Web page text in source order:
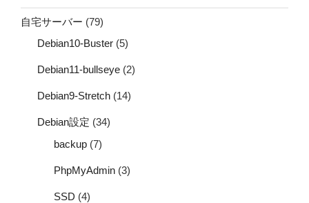
自宅サーバー (79)
Debian10-Buster (5)
Debian11-bullseye (2)
Debian9-Stretch (14)
Debian設定 (34)
backup (7)
PhpMyAdmin (3)
SSD (4)